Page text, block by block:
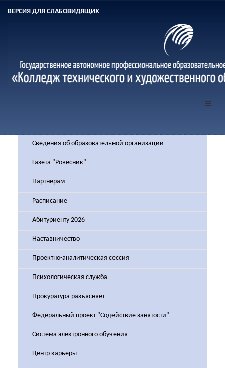
ВЕРСИЯ ДЛЯ СЛАБОВИДЯЩИХ
Сведения об образовательной организации
Газета "Ровесник"
Партнерам
Расписание
Абитуриенту 2026
Наставничество
Проектно-аналитическая сессия
Психологическая служба
Прокуратура разъясняет
Федеральный проект "Содействие занятости"
Система электронного обучения
Центр карьеры